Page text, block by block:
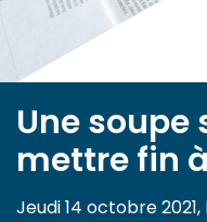
Une
mettre fin
Jeudi 14 octobre 2021,